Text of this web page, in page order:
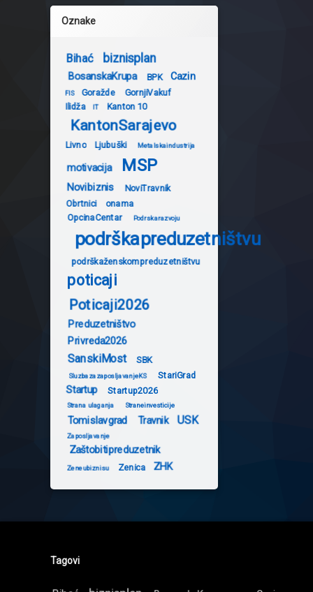
Oznake
Bihać biznisplan
BosanskaKrupa BPK Cazin
FIS Goražde
GornjiVakuf
Ilidža
IT Kanton 10
KantonSarajevo
Livno Ljubuški Metalskaindustrija
motivacija MSP
Novibiznis
NoviTravnik
Obrtnici
onama
OpcinaCentar
Podrskarazvoju
podrškapreduzetništvu
podrškaženskompreduzetništvu
poticaji
Poticaji2026
Preduzetništvo
Privreda2026
SanskiMost SBK
SluzbazazaposljavanjeKS StariGrad
Startup Startup2026
Strana ulaganja Straneinvesticije
Tomislavgrad Travnik USK
Zaposljavanje
Zaštobitipreduzetnik
Zeneubiznisu Zenica ZHK
Tagovi